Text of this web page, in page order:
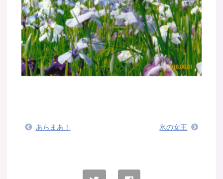
あらまあ！ 氷の女王